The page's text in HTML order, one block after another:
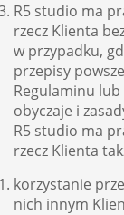
R5 studio ma
rzecz Klienta
w przypadku,
przepisy
Regulaminu
obyczaje i
R5 studio ma
rzecz Klienta
korzystanie
nich innym